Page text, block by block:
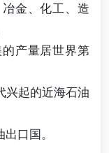
金、化工、造
产量居世界第
兴起的近海石油
口国。